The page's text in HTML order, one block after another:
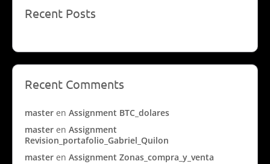
Recent Posts
Recent Comments
master en Assignment BTC_dolares
master en Assignment
Revision_portafolio_Gabriel_Quilon
master en Assignment Zonas_compra_y_venta